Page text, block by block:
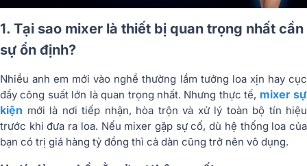
1. Tại sao mixer là thiết bị quan trọng nhất cần
sự ổn định?
Nhiều anh em mới vào nghề thường lầm tưởng loa xịn hay cục
đẩy công suất lớn là quan trọng nhất. Nhưng thực tế, mixer sự
kiện mới là nơi tiếp nhận, hòa trộn và xử lý toàn bộ tín hiệu
trước khi đưa ra loa. Nếu mixer gặp sự cố, dù hệ thống loa của
bạn có trị giá hàng tỷ đồng thì cả dàn cũng trở nên vô dụng.